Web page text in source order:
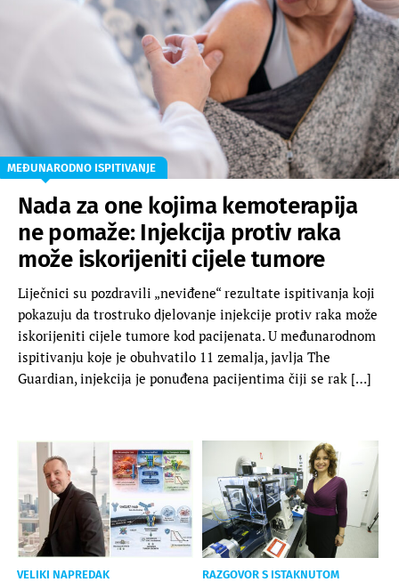
MEĐUNARODNO ISPITIVANJE
Nada za one kojima kemoterapija
ne pomaže: Injekcija protiv raka
može iskorijeniti cijele tumore
Liječnici su pozdravili „neviđene“ rezultate ispitivanja koji
pokazuju da trostruko djelovanje injekcije protiv raka može
iskorijeniti cijele tumore kod pacijenata. U međunarodnom
ispitivanju koje je obuhvatilo 11 zemalja, javlja The
Guardian, injekcija je ponuđena pacijentima čiji se rak […]
VELIKI NAPREDAK
RAZGOVOR S ISTAKNUTOM